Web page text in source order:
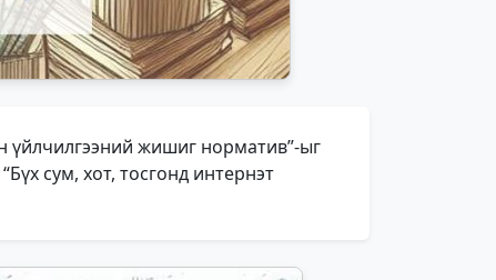
үйлчилгээний жишиг норматив”-ыг
сум, хот, тосгонд интернэт